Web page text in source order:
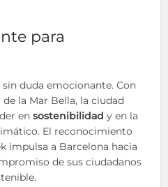
para
duda emocionante. Con
la Mar Bella, la ciudad
ensostenibilidad y en la
El reconocimiento
impulsa a Barcelona hacia
de sus ciudadanos